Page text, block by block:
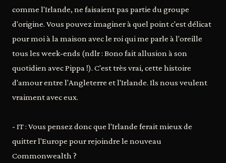
comme l'Irlande, ne faisaient pas partie du groupe
d'origine. Vous pouvez imaginer à quel point c'est délicat
pour moi à la maison avec le roi qui me parle à l'oreille
tous les week-ends (ndlr : Bono fait allusion à son
quotidien avec Pippa !). C'est très vrai, cette histoire
d'amour entre l'Angleterre et l'Irlande. Ils nous veulent
vraiment avec eux.
- IT : Vous pensez donc que l'Irlande ferait mieux de
quitter l'Europe pour rejoindre le nouveau
Commonwealth ?